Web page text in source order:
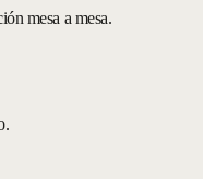
mesa a mesa.